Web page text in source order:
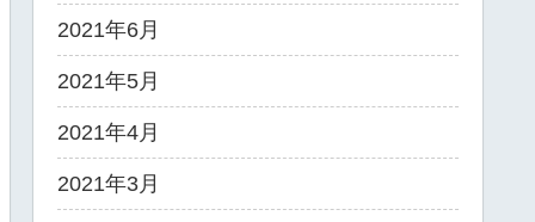
2021年6月
2021年5月
2021年4月
2021年3月